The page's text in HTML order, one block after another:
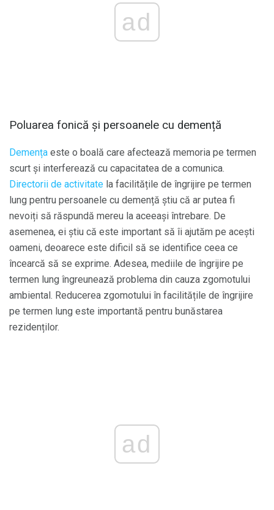
ad
Poluarea fonică și persoanele cu demență
Demența este o boală care afectează memoria pe termen
scurt și interferează cu capacitatea de a comunica.
Directorii de activitate la facilitățile de îngrijire pe termen
lung pentru persoanele cu demență știu că ar putea fi
nevoiți să răspundă mereu la aceeași întrebare. De
asemenea, ei știu că este important să îi ajutăm pe acești
oameni, deoarece este dificil să se identifice ceea ce
încearcă să se exprime. Adesea, mediile de îngrijire pe
termen lung îngreunează problema din cauza zgomotului
ambiental. Reducerea zgomotului în facilitățile de îngrijire
pe termen lung este importantă pentru bunăstarea
rezidenților.
ad